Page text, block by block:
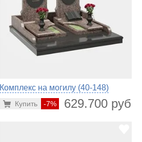
Комплекс на могилу (40-148)
-7% 629.700 руб.
Купить